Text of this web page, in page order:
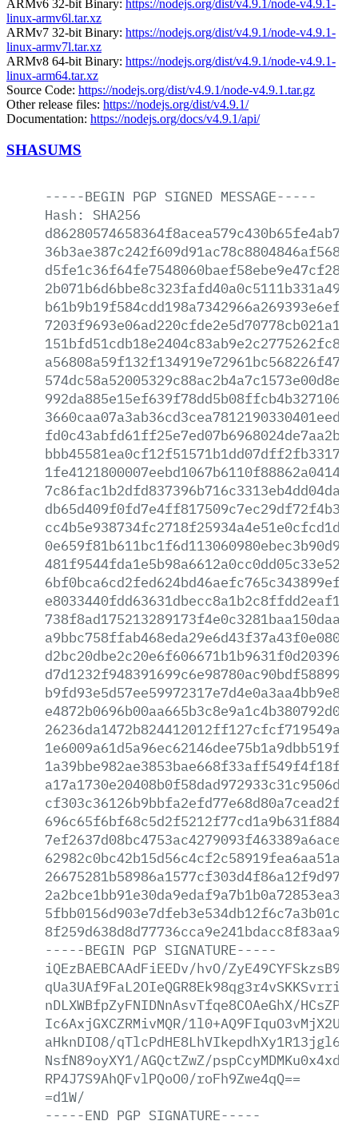
ARMv6 32-bit Binary: https://nodejs.org/dist/v4.9.1/node-v4.9.1-
linux-armv6l.tar.xz
ARMv7 32-bit Binary: https://nodejs.org/dist/v4.9.1/node-v4.9.1-
linux-armv7l.tar.xz
ARMv8 64-bit Binary: https://nodejs.org/dist/v4.9.1/node-v4.9.1-
linux-arm64.tar.xz
Source Code: https://nodejs.org/dist/v4.9.1/node-v4.9.1.tar.gz
Other release files: https://nodejs.org/dist/v4.9.1/
Documentation: https://nodejs.org/docs/v4.9.1/api/
SHASUMS
-----BEGIN PGP SIGNED MESSAGE-----
Hash:
SHA256
-----BEGIN PGP SIGNATURE-----
iQEzBAEBCAAdFiEEDv/hvO/
nDLXWBfpZyFNIDNnAsvTfqe8COAeGhX/
Ic6AxjGXCZRMivMQR/
aHknDIO8/
NsfN89oyXY1/AGQctZwZ/
RP4J7S9AhQFvlPQoO0/roFh9Zwe4qQ==
=d1W/
-----END PGP SIGNATURE-----